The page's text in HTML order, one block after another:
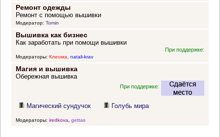
Ремонт одежды
Ремонт с помощью вышивки
Модератор: Tomin
Вышивка как бизнес
Как заработать при помощи вышивки
При поддержке:
Модераторы: Клеома, natali-krav
Магия и вышивка
Обережная вышивка
При поддержке:
Магический сундучок Голубь мира
Модераторы: iredkova gettas